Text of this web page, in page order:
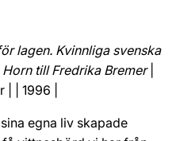
lagen. Kvinnliga svenska
till Fredrika Bremer|
| 1996 |
egna liv skapade